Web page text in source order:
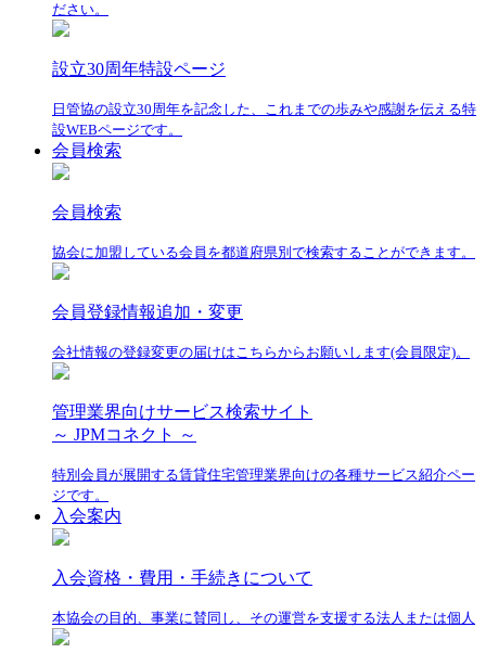
ださい。
設立30周年特設ページ
日管協の設立30周年を記念した、これまでの歩みや感謝を伝える特
設WEBページです。
会員検索
会員検索
協会に加盟している会員を都道府県別で検索することができます。
会員登録情報追加・変更
会社情報の登録変更の届けはこちらからお願いします(会員限定)。
管理業界向けサービス検索サイト
～ JPMコネクト ～
特別会員が展開する賃貸住宅管理業界向けの各種サービス紹介ペー
ジです。
入会案内
入会資格・費用・手続きについて
本協会の目的、事業に賛同し、その運営を支援する法人または個人